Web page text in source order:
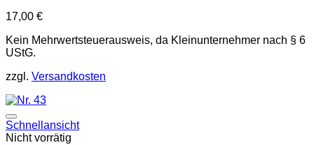
17,00 €
Kein Mehrwertsteuerausweis, da Kleinunternehmer nach § 6
UStG.
zzgl. Versandkosten
Schnellansicht
Nicht vorrätig